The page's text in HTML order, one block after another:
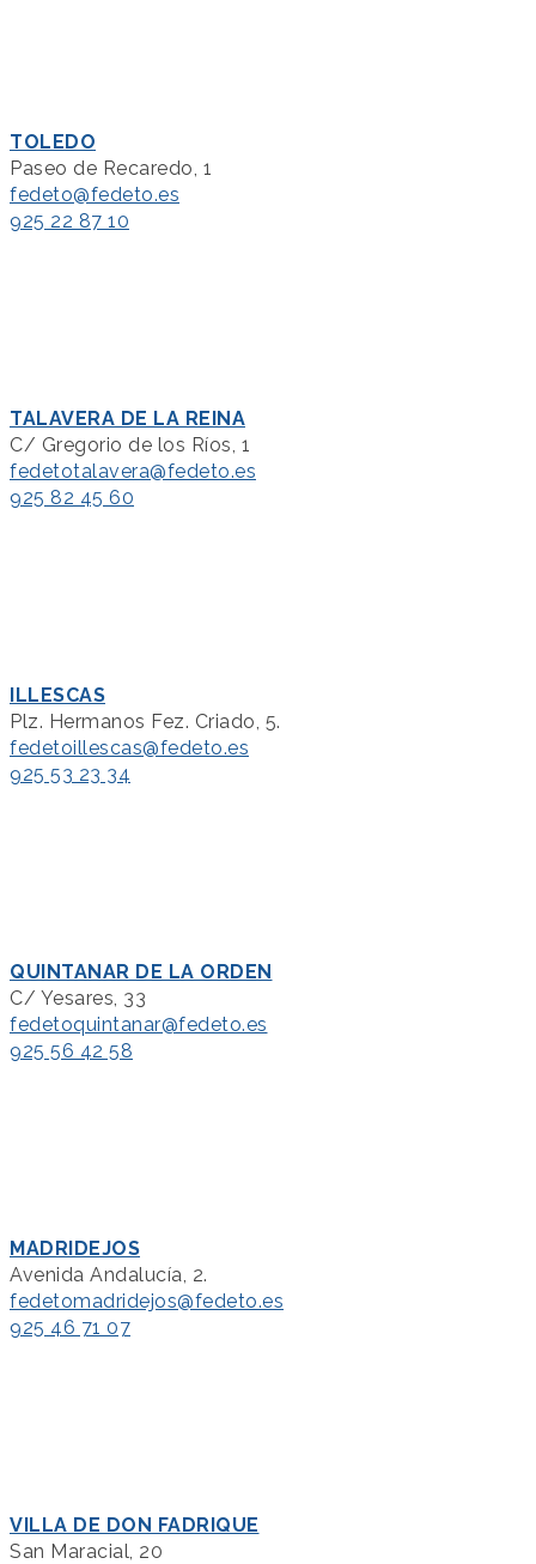
TOLEDO
Paseo de Recaredo, 1
fedeto@fedeto.es
925 22 87 10
TALAVERA DE LA REINA
C/ Gregorio de los Ríos, 1
fedetotalavera@fedeto.es
925 82 45 60
ILLESCAS
Plz. Hermanos Fez. Criado, 5.
fedetoillescas@fedeto.es
925 53 23 34
QUINTANAR DE LA ORDEN
C/ Yesares, 33
fedetoquintanar@fedeto.es
925 56 42 58
MADRIDEJOS
Avenida Andalucía, 2.
fedetomadridejos@fedeto.es
925 46 71 07
VILLA DE DON FADRIQUE
San Maracial, 20